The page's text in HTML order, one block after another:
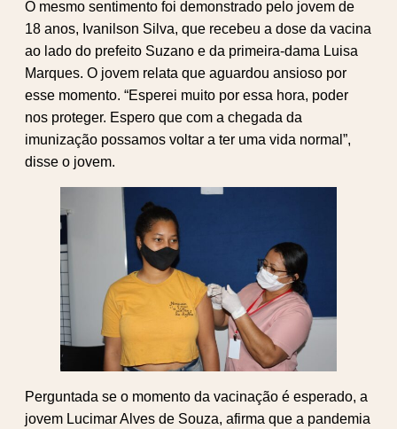
O mesmo sentimento foi demonstrado pelo jovem de
18 anos, Ivanilson Silva, que recebeu a dose da vacina
ao lado do prefeito Suzano e da primeira-dama Luisa
Marques. O jovem relata que aguardou ansioso por
esse momento. “Esperei muito por essa hora, poder
nos proteger. Espero que com a chegada da
imunização possamos voltar a ter uma vida normal”,
disse o jovem.
Perguntada se o momento da vacinação é esperado, a
jovem Lucimar Alves de Souza, afirma que a pandemia